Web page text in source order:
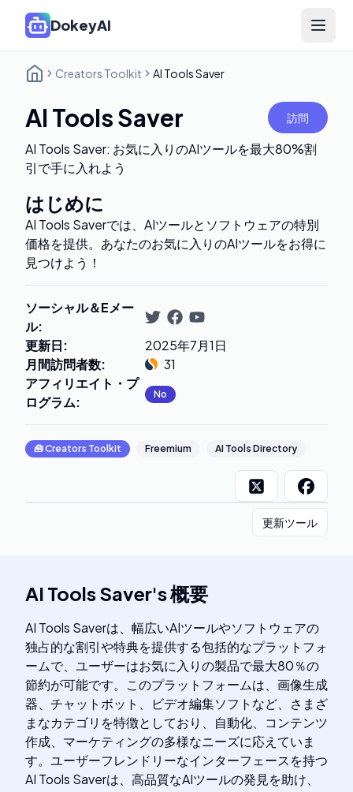
DokeyAI Open
Creators Toolkit AI Tools Saver
AI Tools Saver 訪問
AI Tools Saver: お気に入りのAIツールを最大80%割
引で手に入れよう
はじめに
AI Tools Saverでは、AIツールとソフトウェアの特別
価格を提供。あなたのお気に入りのAIツールをお得に
見つけよう！
ソーシャル＆Eメー
ル:
更新日:
2025年7月1日
月間訪問者数:
31
アフィリエイト・プ
ログラム: No
🧰Creators Toolkit Freemium AI Tools Directory
更新ツール
AI Tools Saver's概要
AI Tools Saverは、幅広いAIツールやソフトウェアの
独占的な割引や特典を提供する包括的なプラットフォ
ームで、ユーザーはお気に入りの製品で最大80％の
節約が可能です。このプラットフォームは、画像生成
器、チャットボット、ビデオ編集ソフトなど、さまざ
まなカテゴリを特徴としており、自動化、コンテンツ
作成、マーケティングの多様なニーズに応えていま
す。ユーザーフレンドリーなインターフェースを持つ
AI Tools Saverは、高品質なAIツールの発見を助け、